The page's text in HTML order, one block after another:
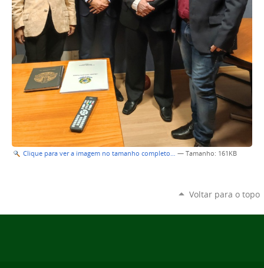
Clique para ver a imagem no tamanho completo… — Tamanho: 161KB
Voltar para o topo